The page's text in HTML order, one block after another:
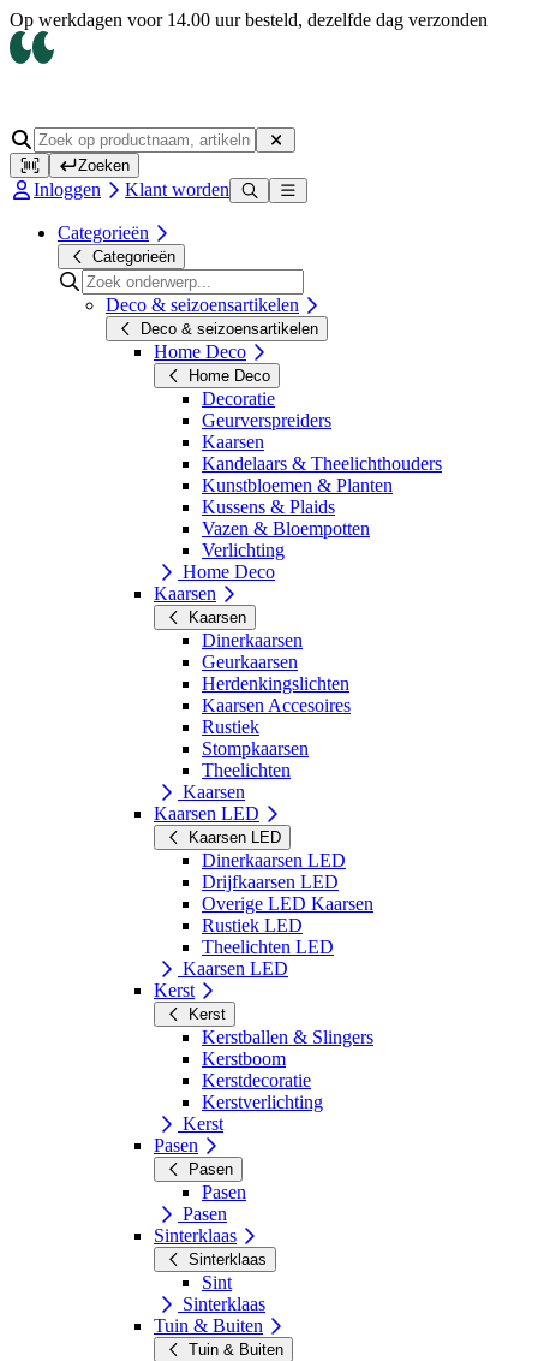
Op werkdagen voor 14.00 uur besteld, dezelfde dag verzonden
Zoeken
Inloggen Klant worden
Categorieën
Categorieën
Deco & seizoensartikelen
Deco & seizoensartikelen
Home Deco
Home Deco
Decoratie
Geurverspreiders
Kaarsen
Kandelaars & Theelichthouders
Kunstbloemen & Planten
Kussens & Plaids
Vazen & Bloempotten
Verlichting
Home Deco
Kaarsen
Kaarsen
Dinerkaarsen
Geurkaarsen
Herdenkingslichten
Kaarsen Accesoires
Rustiek
Stompkaarsen
Theelichten
Kaarsen
Kaarsen LED
Kaarsen LED
Dinerkaarsen LED
Drijfkaarsen LED
Overige LED Kaarsen
Rustiek LED
Theelichten LED
Kaarsen LED
Kerst
Kerst
Kerstballen & Slingers
Kerstboom
Kerstdecoratie
Kerstverlichting
Kerst
Pasen
Pasen
Pasen
Pasen
Sinterklaas
Sinterklaas
Sint
Sinterklaas
Tuin & Buiten
Tuin & Buiten